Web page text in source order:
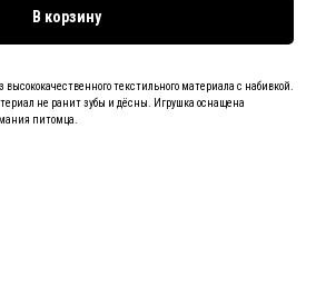
В корзину
высококачественного текстильного материала с набивкой.
не ранит зубы и дёсны. Игрушка оснащена
питомца.